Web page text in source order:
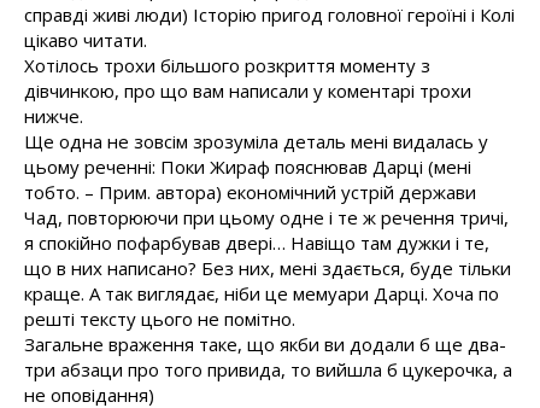
справді живі люди) Історію пригод головної героїні і Колі
цікаво читати.
Хотілось трохи більшого розкриття моменту з
дівчинкою, про що вам написали у коментарі трохи
нижче.
Ще одна не зовсім зрозуміла деталь мені видалась у
цьому реченні: Поки Жираф пояснював Дарці (мені
тобто. – Прим. автора) економічний устрій держави
Чад, повторюючи при цьому одне і те ж речення тричі,
я спокійно пофарбував двері… Навіщо там дужки і те,
що в них написано? Без них, мені здається, буде тільки
краще. А так виглядає, ніби це мемуари Дарці. Хоча по
решті тексту цього не помітно.
Загальне враження таке, що якби ви додали б ще два-
три абзаци про того привида, то вийшла б цукерочка, а
не оповідання)